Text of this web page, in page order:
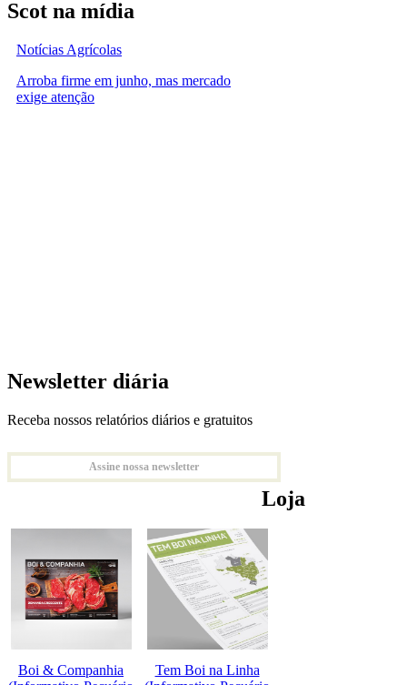
Scot na mídia
Notícias Agrícolas
Arroba firme em junho, mas mercado
exige atenção
Newsletter diária
Receba nossos relatórios diários e gratuitos
Assine nossa newsletter
Loja
Boi & Companhia
Tem Boi na Linha